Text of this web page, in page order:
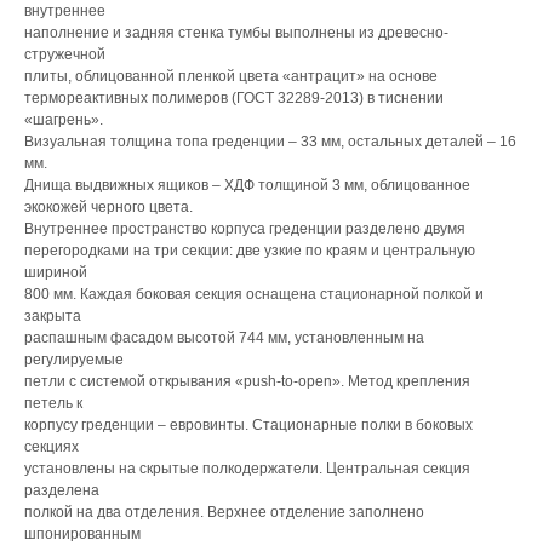
внутреннее
наполнение и задняя стенка тумбы выполнены из древесно-
стружечной
плиты, облицованной пленкой цвета «антрацит» на основе
термореактивных полимеров (ГОСТ 32289-2013) в тиснении
«шагрень».
Визуальная толщина топа греденции – 33 мм, остальных деталей – 16
мм.
Днища выдвижных ящиков – ХДФ толщиной 3 мм, облицованное
экокожей черного цвета.
Внутреннее пространство корпуса греденции разделено двумя
перегородками на три секции: две узкие по краям и центральную
шириной
800 мм. Каждая боковая секция оснащена стационарной полкой и
закрыта
распашным фасадом высотой 744 мм, установленным на
регулируемые
петли с системой открывания «push-to-open». Метод крепления
петель к
корпусу греденции – евровинты. Стационарные полки в боковых
секциях
установлены на скрытые полкодержатели. Центральная секция
разделена
полкой на два отделения. Верхнее отделение заполнено
шпонированным